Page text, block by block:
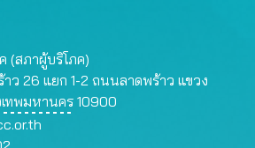
(สภาผู้บริโภค)
าว 26 แยก 1-2 ถนนลาดพร้าว แขวง
ทพมหานคร 10900